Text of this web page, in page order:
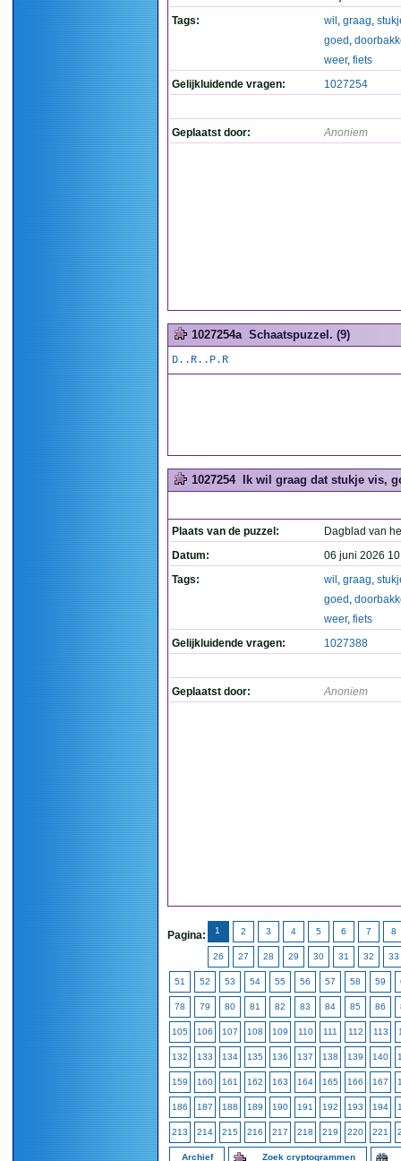
Tags:
wil , graag,
goed ,
weer, fiets
Gelijkluidende vragen:
1027254
Geplaatst door: Anoniem
1027254a Schaatspuzzel. (9)
D..R..P.R
1027254 Ik wil graag dat stukje vis,
Plaats van de puzzel:
Dagblad van
Datum:
06 juni 2026
Tags:
wil , graag,
goed ,
weer, fiets
Gelijkluidende vragen:
1027388
Geplaatst door: Anoniem
Pagina: 1 2 3 4 5 6 7 8
26 27 28 29 30 31 32 33
51 52 53 54 55 56 57 58 59
78 79 80 81 82 83 84 85 86
105 106 107 108 109 110 111 112 113
132 133 134 135 136 137 138 139 140
159 160 161 162 163 164 165 166 167
186 187 188 189 190 191 192 193 194
213 214 215 216 217 218 219 220 221
Archief Zoek cryptogrammen